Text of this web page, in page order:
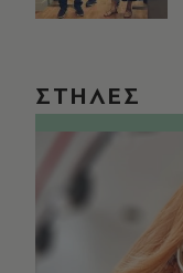
ΣΤΗΛΕΣ